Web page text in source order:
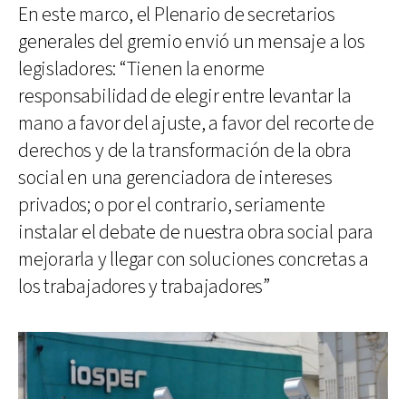
En este marco, el Plenario de secretarios
generales del gremio envió un mensaje a los
legisladores: “Tienen la enorme
responsabilidad de elegir entre levantar la
mano a favor del ajuste, a favor del recorte de
derechos y de la transformación de la obra
social en una gerenciadora de intereses
privados; o por el contrario, seriamente
instalar el debate de nuestra obra social para
mejorarla y llegar con soluciones concretas a
los trabajadores y trabajadores”